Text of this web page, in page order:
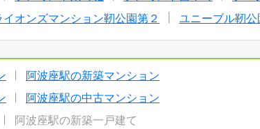
イオンズマンション靭公園第２ ユニーブル靭公
阿波座駅の新築マンション
阿波座駅の中古マンション
阿波座駅の新築一戸建て